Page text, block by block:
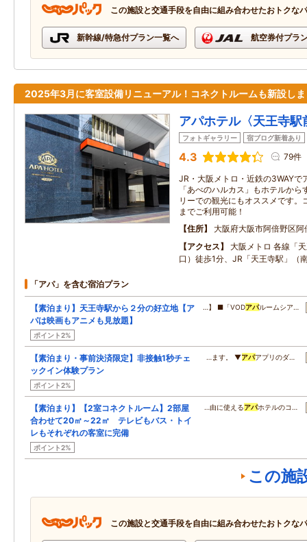
この施設と交通手段を自由に組み合わせたおトクな
新幹線/特急付プラン一覧へ 航空券付プラ
2025年3月に客室設備リニューアル！コネクトルームも新設し
アパホテル〈天王寺駅
フォトギャラリー 宿ブログ新着あり
4.3 79件
JR・大阪メトロ・近鉄の3WAYで
「あべのハルカス」もホテルか
リーでの観光にもオススメです
までご利用可能！
住所
大阪府大阪市阿倍野区
アクセス
大阪メトロ 各線「
口）徒歩1分、JR「天王寺駅」（
「アパ」を含む宿泊プラン
【素泊まり】天王寺駅から２分の好立地【ア
パは映画もアニメも見放題】
ポイント2%
…】 ■「VODアパルームシア…
【素泊まり・事前決済限定】非接触1秒チェ
ックイン体験プラン
ポイント2%
…ます。 ▼アパアプリのダ…
【素泊まり】【2室コネクトルーム】2部屋
合わせて20㎡～22㎡ テレビもバス・トイ
レもそれぞれの客室に完備
ポイント2%
…由に使えるアパホテルのコ…
この施
この施設と交通手段を自由に組み合わせたおトクな